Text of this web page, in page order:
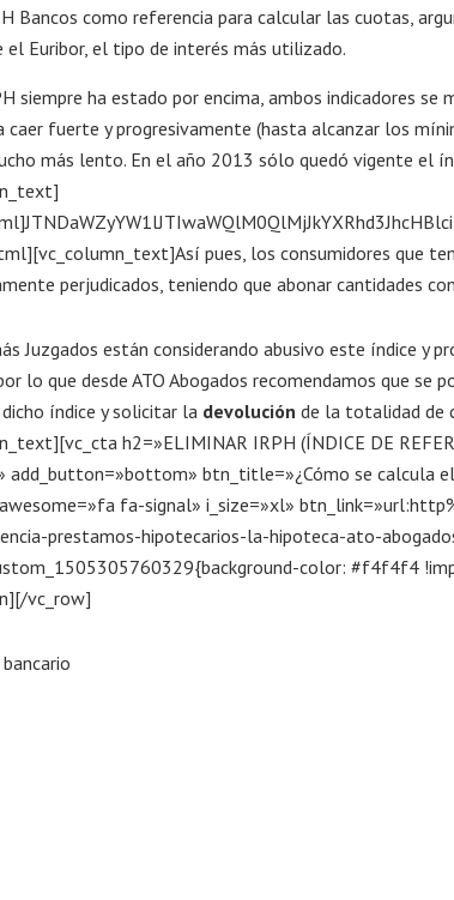
Bancos como referencia para calcular las cuotas,
el Euribor, el tipo de interés más utilizado.
siempre ha estado por encima, ambos indicadores
caer fuerte y progresivamente (hasta alcanzar los
más lento. En el año 2013 sólo quedó vigente el
pues, los consumidores que
perjudicados, teniendo que abonar cantidades
Juzgados están considerando abusivo este índice y
lo que desde ATO Abogados recomendamos que se
índice y solicitar la devolución de la totalidad de
h2=»ELIMINAR IRPH (ÍNDICE DE
add_button=»bottom» btn_title=»¿Cómo se calcula
fa-signal» i_size=»xl»
prestamos-hipotecarios-la-hipoteca-ato-
color: #f4f4f4
vc_row]